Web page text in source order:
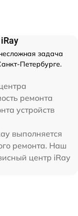
задача
Петербурге.
ремонта
устройств
выполняется
ремонта. Наш
центр iRay